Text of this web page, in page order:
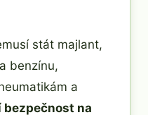
stát majlant,
benzínu,
a
na